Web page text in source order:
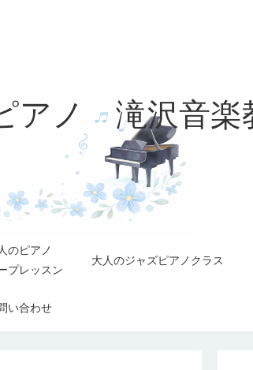
アノ 滝沢音楽
のピアノ
プレッスン
大人のジャズピアノクラス
い合わせ